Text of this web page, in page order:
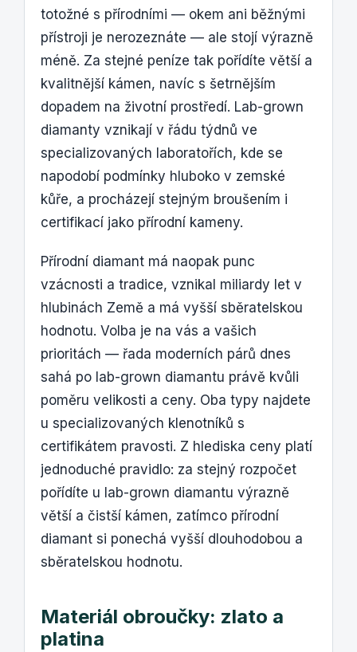
totožné s přírodními — okem ani běžnými
přístroji je nerozeznáte — ale stojí výrazně
méně. Za stejné peníze tak pořídíte větší a
kvalitnější kámen, navíc s šetrnějším
dopadem na životní prostředí. Lab-grown
diamanty vznikají v řádu týdnů ve
specializovaných laboratořích, kde se
napodobí podmínky hluboko v zemské
kůře, a procházejí stejným broušením i
certifikací jako přírodní kameny.
Přírodní diamant má naopak punc
vzácnosti a tradice, vznikal miliardy let v
hlubinách Země a má vyšší sběratelskou
hodnotu. Volba je na vás a vašich
prioritách — řada moderních párů dnes
sahá po lab-grown diamantu právě kvůli
poměru velikosti a ceny. Oba typy najdete
u specializovaných klenotníků s
certifikátem pravosti. Z hlediska ceny platí
jednoduché pravidlo: za stejný rozpočet
pořídíte u lab-grown diamantu výrazně
větší a čistší kámen, zatímco přírodní
diamant si ponechá vyšší dlouhodobou a
sběratelskou hodnotu.
Materiál obroučky: zlato a
platina